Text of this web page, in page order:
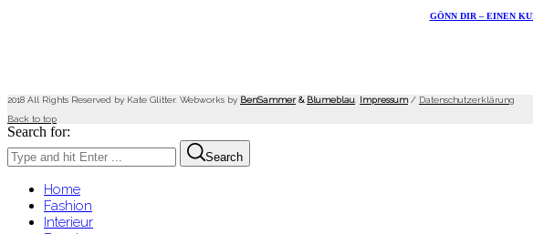
GÖNN DIR – EINEN
2018 All Rights Reserved by Kate Glitter. Webworks by BenSammer & Blumeblau. Impressum/ Datenschutzerklärung
Back to top
Search for:
Search
Home
Fashion
Interieur